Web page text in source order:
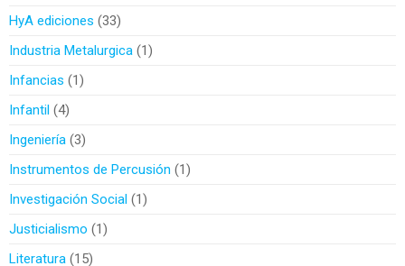
HyA ediciones 33
Industria Metalurgica 1
Infancias
1
Infantil 4
Ingeniería 3
Instrumentos de Percusión
1
Investigación Social 1
Justicialismo
1
Literatura 15